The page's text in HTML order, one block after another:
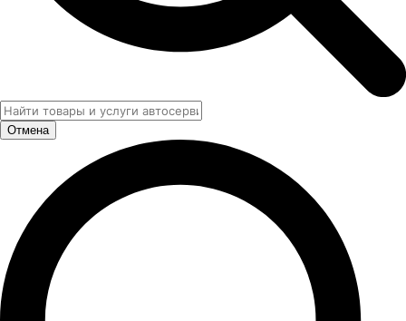
Отмена